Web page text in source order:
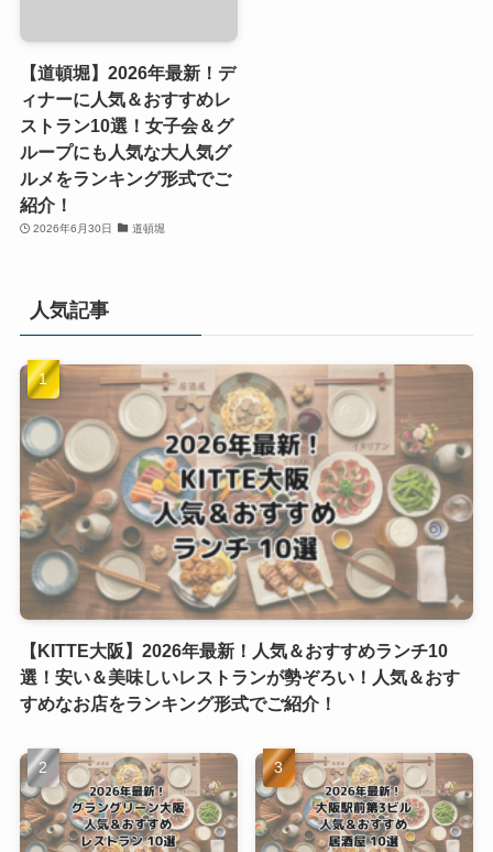
【道頓堀】2026年最新！デ
ィナーに人気＆おすすめレ
ストラン10選！女子会＆グ
ループにも人気な大人気グ
ルメをランキング形式でご
紹介！
2026年6月30日 道頓堀
人気記事
【KITTE大阪】2026年最新！人気＆おすすめランチ10
選！安い＆美味しいレストランが勢ぞろい！人気＆おす
すめなお店をランキング形式でご紹介！